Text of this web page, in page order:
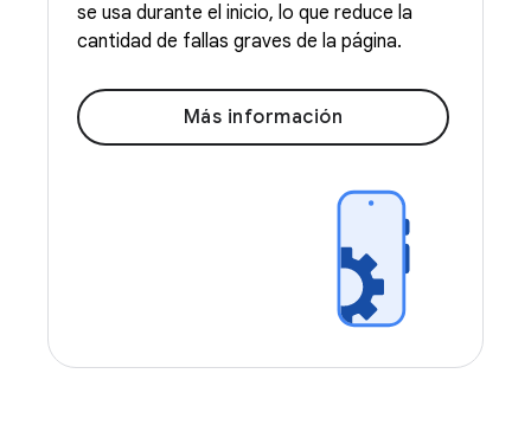
se usa durante el inicio, lo que reduce la
cantidad de fallas graves de la página.
Más información